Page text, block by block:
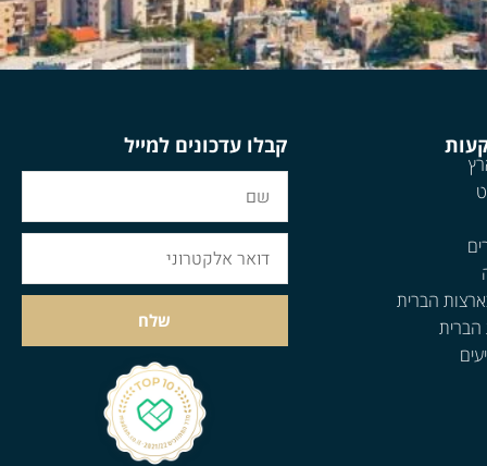
הברית
הברית
קבלו עדכונים למייל
שלח